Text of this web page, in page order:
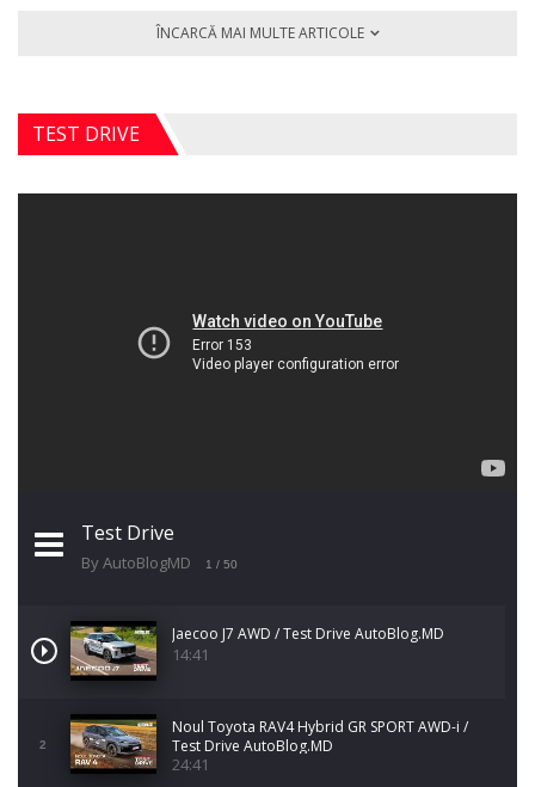
ÎNCARCĂ MAI MULTE ARTICOLE
TEST DRIVE
Test Drive
By AutoBlogMD 1 / 50
Jaecoo J7 AWD / Test Drive AutoBlog.MD
14:41
2
Noul Toyota RAV4 Hybrid GR SPORT AWD-i /
Test Drive AutoBlog.MD
24:41